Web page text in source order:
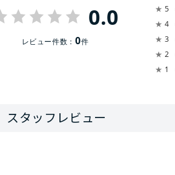
0.0
レビュー件数：0件
★ 5
★ 4
★ 3
★ 2
★ 1